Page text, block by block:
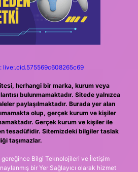
live:.cid.575569c608265c69
herhangi bir marka, kurum veya
bulunmamaktadır. Sitede yalnızca
paylaşılmaktadır. Burada yer alan
olup, gerçek kurum ve kişiler
Gerçek kurum ve kişiler ile
tesadüfidir. Sitemizdeki bilgiler taslak
taşımazlar.
gereğince Bilgi Teknolojileri ve İletişim
bir Yer Sağlayıcı olarak hizmet